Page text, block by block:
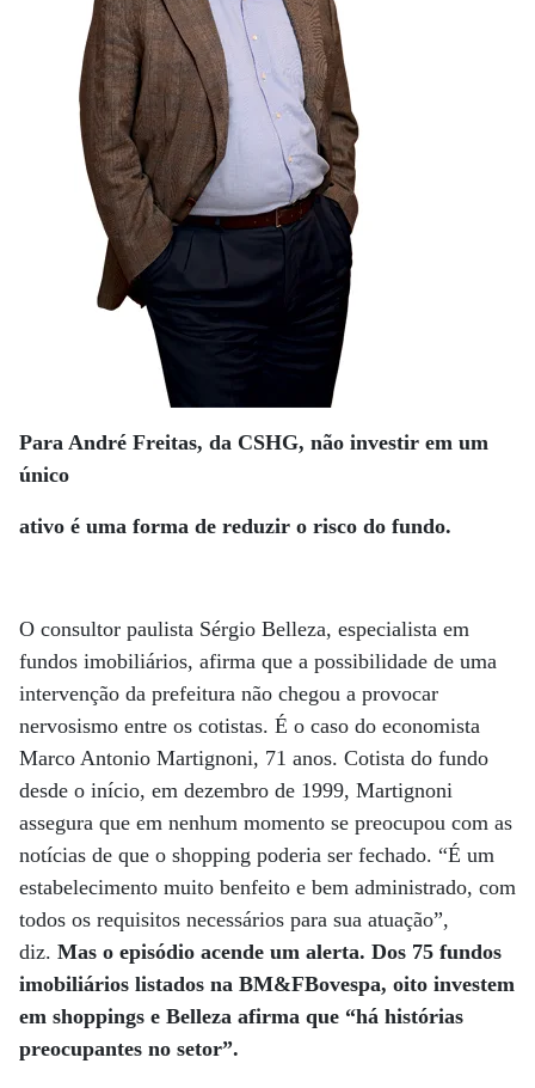
Para André Freitas, da CSHG, não investir em um
único
ativo é uma forma de reduzir o risco do fundo.
O consultor paulista Sérgio Belleza, especialista em
fundos imobiliários, afirma que a possibilidade de uma
intervenção da prefeitura não chegou a provocar
nervosismo entre os cotistas. É o caso do economista
Marco Antonio Martignoni, 71 anos. Cotista do fundo
desde o início, em dezembro de 1999, Martignoni
assegura que em nenhum momento se preocupou com as
notícias de que o shopping poderia ser fechado. “É um
estabelecimento muito benfeito e bem administrado, com
todos os requisitos neces­­sários para sua atuação”,
diz. Mas o episódio acende um alerta. Dos 75 fundos
imobiliários listados na BM&FBovespa, oito investem
em shoppings e Belleza afirma que “há histórias
preocupantes no setor”.